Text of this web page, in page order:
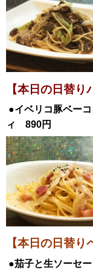
【本日の日替り
●イベリコ豚ベー
ィ
890円
【本日の日替
●茄子と生ソーセ